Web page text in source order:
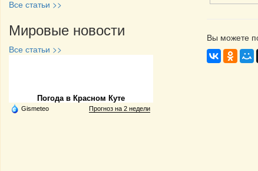
Все статьи >>
Мировые новости
Все статьи >>
Погода в Красном Куте
Gismeteo Прогноз на 2 недели
Вы можете